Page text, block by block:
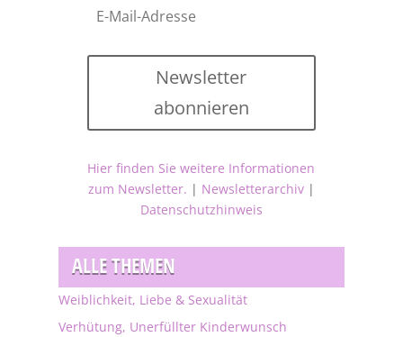
Newsletter
abonnieren
Hier finden Sie weitere Informationen
zum Newsletter. | Newsletterarchiv|
Datenschutzhinweis
ALLE THEMEN
Weiblichkeit, Liebe & Sexualität
Verhütung, Unerfüllter Kinderwunsch